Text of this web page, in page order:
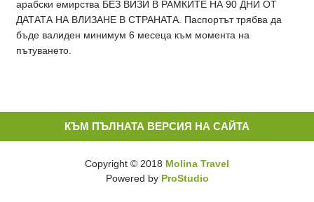
арабски емирства БЕЗ ВИЗИ В РАМКИТЕ НА 90 ДНИ ОТ
ДАТАТА НА ВЛИЗАНЕ В СТРАНАТА. Паспортът трябва да
бъде валиден минимум 6 месеца към момента на
пътуването.
КЪМ ПЪЛНАТА ВЕРСИЯ НА САЙТА
Copyright © 2018 Molina Travel
Powered by ProStudio